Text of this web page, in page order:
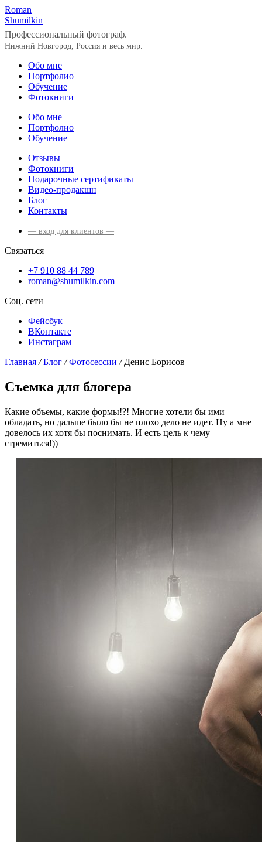
Roman
Shumilkin
Профессиональный фотограф.
Нижний Новгород, Россия и весь мир.
Обо мне
Портфолио
Обучение
Фотокниги
Обо мне
Портфолио
Обучение
Отзывы
Фотокниги
Подарочные сертификаты
Видео-продакшн
Блог
Контакты
— вход для клиентов —
Связаться
+7 910 88 44 789
roman@shumilkin.com
Соц. сети
Фейсбук
ВКонтакте
Инстаграм
Главная / Блог / Фотосессии / Денис Борисов
Съемка для блогера
Какие объемы, какие формы!?! Многие хотели бы ими
обладать, но дальше было бы не плохо дело не идет. Ну а мне
довелось их хотя бы поснимать. И есть цель к чему
стремиться!))